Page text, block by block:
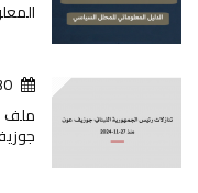
ملف
جوزيف